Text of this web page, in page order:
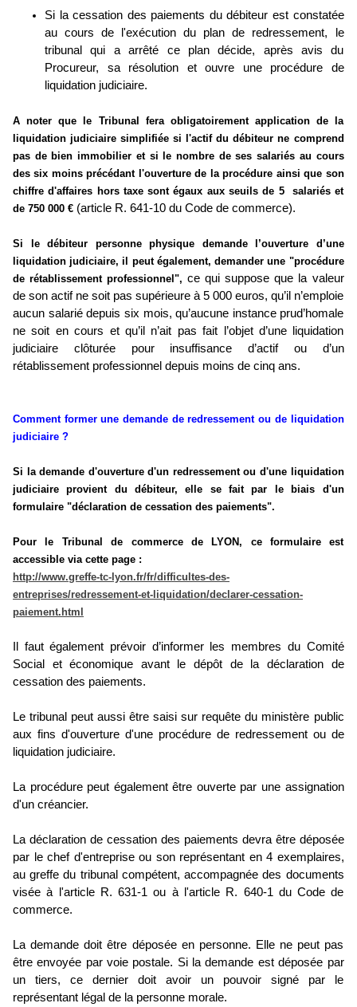
Si la cessation des paiements du débiteur est constatée
au cours de l'exécution du plan de redressement, le
tribunal qui a arrêté ce plan décide, après avis du
Procureur, sa résolution et ouvre une procédure de
liquidation judiciaire.
A noter que le Tribunal fera obligatoirement application de la
liquidation judiciaire simplifiée si l'actif du débiteur ne comprend
pas de bien immobilier et si le nombre de ses salariés au cours
des six moins précédant l'ouverture de la procédure ainsi que son
chiffre d'affaires hors taxe sont égaux aux seuils de 5 salariés et
de 750 000 € (article R. 641-10 du Code de commerce).
Si le débiteur personne physique demande l’ouverture d’une
liquidation judiciaire, il peut également, demander une "procédure
de rétablissement professionnel", ce qui suppose que la valeur
de son actif ne soit pas supérieure à 5 000 euros, qu’il n’emploie
aucun salarié depuis six mois, qu’aucune instance prud’homale
ne soit en cours et qu’il n’ait pas fait l’objet d’une liquidation
judiciaire clôturée pour insuffisance d’actif ou d’un
rétablissement professionnel depuis moins de cinq ans.
Comment former une demande de redressement ou de liquidation
judiciaire ?
Si la demande d'ouverture d'un redressement ou d'une liquidation
judiciaire provient du débiteur, elle se fait par le biais d'un
formulaire "déclaration de cessation des paiements".
Pour le Tribunal de commerce de LYON, ce formulaire est
accessible via cette page :
http://www.greffe-tc-lyon.fr/fr/difficultes-des-
entreprises/redressement-et-liquidation/declarer-cessation-
paiement.html
Il faut également prévoir d’informer les membres du Comité
Social et économique avant le dépôt de la déclaration de
cessation des paiements.
Le tribunal peut aussi être saisi sur requête du ministère public
aux fins d'ouverture d'une procédure de redressement ou de
liquidation judiciaire.
La procédure peut également être ouverte par une assignation
d'un créancier.
La déclaration de cessation des paiements devra être déposée
par le chef d'entreprise ou son représentant en 4 exemplaires,
au greffe du tribunal compétent, accompagnée des documents
visée à l'article R. 631-1 ou à l'article R. 640-1 du Code de
commerce.
La demande doit être déposée en personne. Elle ne peut pas
être envoyée par voie postale. Si la demande est déposée par
un tiers, ce dernier doit avoir un pouvoir signé par le
représentant légal de la personne morale.